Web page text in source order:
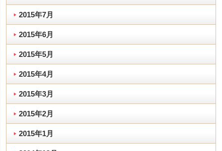
2015年7月
2015年6月
2015年5月
2015年4月
2015年3月
2015年2月
2015年1月